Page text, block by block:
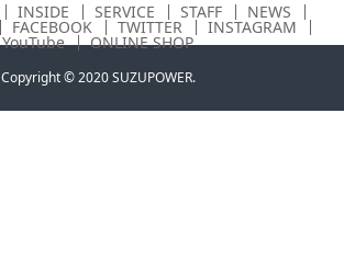
INSIDE SERVICE STAFF NEWS
FACEBOOK TWITTER INSTAGRAM
YouTube ONLINE SHOP
Copyright © 2020 SUZUPOWER.